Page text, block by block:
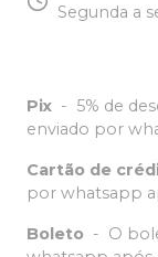
Segunda a
Pix - 5% de
enviado por
Cartão de
por whatsapp
Boleto - O